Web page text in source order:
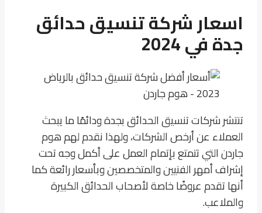
اسعار شركة تنسيق حدائق
جدة في 2024
تنتشر شركات تنسيق الحدائق بجدة ودائمًا ما يبحث
العملاء عن أرخص الشركات، ولهذا نقدم لهم هوم
جاردن التي تتمتع بإتمام العمل على أكمل وجه تحت
إشراف أمهر الفنيين والمتخصصين وبأسعار رائعة كما
أنها تقدم عروضًا خاصة لأصحاب الحدائق الكبيرة
والملاعب.